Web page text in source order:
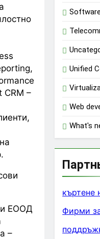
CRM –
ЕООД
–
Unified
Web
What's
къртене
Фирми